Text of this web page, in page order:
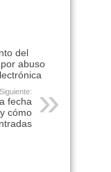
del
abuso
Siguiente:
fecha
cómo